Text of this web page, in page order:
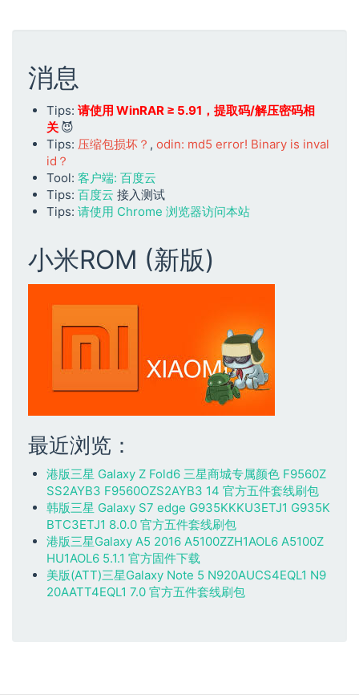
消息
Tips: 请使用 WinRAR ≥ 5.91，提取码/解压密码相
关 😈
Tips: 压缩包损坏？ , odin: md5 error! Binary is inval
id？
Tool: 客户端: 百度云
Tips: 百度云 接入测试
Tips: 请使用 Chrome 浏览器访问本站
小米ROM (新版)
最近浏览：
港版三星 Galaxy Z Fold6 三星商城专属颜色 F9560Z
SS2AYB3 F9560OZS2AYB3 14 官方五件套线刷包
韩版三星 Galaxy S7 edge G935KKKU3ETJ1 G935K
BTC3ETJ1 8.0.0 官方五件套线刷包
港版三星Galaxy A5 2016 A5100ZZH1AOL6 A5100Z
HU1AOL6 5.1.1 官方固件下载
美版(ATT)三星Galaxy Note 5 N920AUCS4EQL1 N9
20AATT4EQL1 7.0 官方五件套线刷包